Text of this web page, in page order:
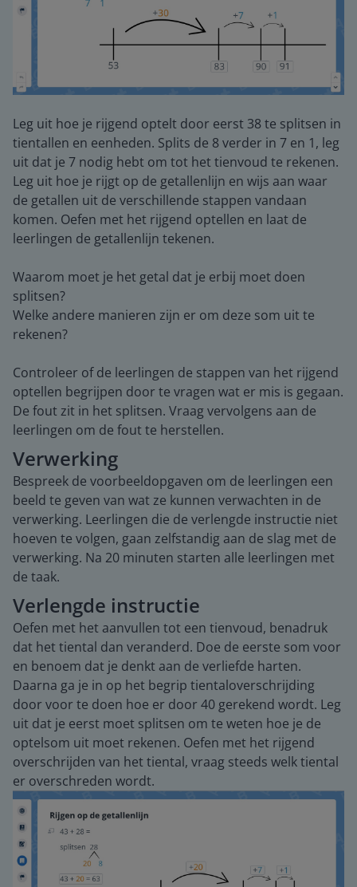
Leg uit hoe je rijgend optelt door eerst 38 te splitsen in
tientallen en eenheden. Splits de 8 verder in 7 en 1, leg
uit dat je 7 nodig hebt om tot het tienvoud te rekenen.
Leg uit hoe je rijgt op de getallenlijn en wijs aan waar
de getallen uit de verschillende stappen vandaan
komen. Oefen met het rijgend optellen en laat de
leerlingen de getallenlijn tekenen.
Waarom moet je het getal dat je erbij moet doen
splitsen?
Welke andere manieren zijn er om deze som uit te
rekenen?
Controleer of de leerlingen de stappen van het rijgend
optellen begrijpen door te vragen wat er mis is gegaan.
De fout zit in het splitsen. Vraag vervolgens aan de
leerlingen om de fout te herstellen.
Verwerking
Bespreek de voorbeeldopgaven om de leerlingen een
beeld te geven van wat ze kunnen verwachten in de
verwerking. Leerlingen die de verlengde instructie niet
hoeven te volgen, gaan zelfstandig aan de slag met de
verwerking. Na 20 minuten starten alle leerlingen met
de taak.
Verlengde instructie
Oefen met het aanvullen tot een tienvoud, benadruk
dat het tiental dan veranderd. Doe de eerste som voor
en benoem dat je denkt aan de verliefde harten.
Daarna ga je in op het begrip tientaloverschrijding
door voor te doen hoe er door 40 gerekend wordt. Leg
uit dat je eerst moet splitsen om te weten hoe je de
optelsom uit moet rekenen. Oefen met het rijgend
overschrijden van het tiental, vraag steeds welk tiental
er overschreden wordt.